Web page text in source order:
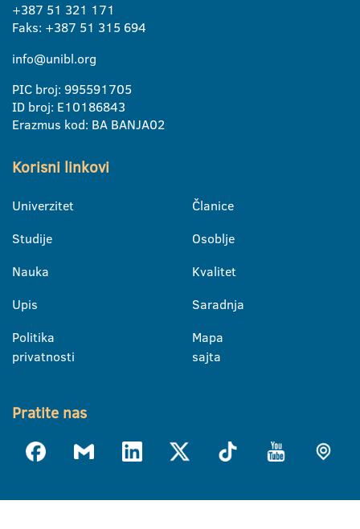
+387 51 321 171
Faks: +387 51 315 694
info@unibl.org
PIC broj: 995591705
ID broj: E10186843
Erazmus kod: BA BANJA02
Korisni linkovi
Univerzitet
Studije
Nauka
Upis
Politika
privatnosti
Članice
Osoblje
Kvalitet
Saradnja
Mapa
sajta
Pratite nas